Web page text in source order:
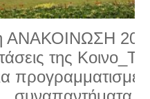
2026.
Κοινο_Τοπίας